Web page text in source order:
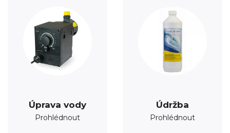
Úprava vody
Prohlédnout
Údržba
Prohlédnout